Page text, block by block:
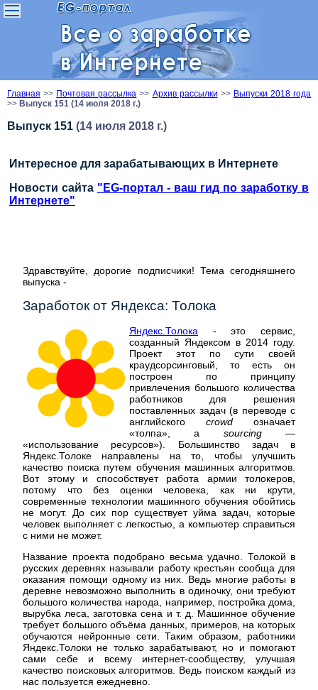
Главная >> Почтовая рассылка >> Архив рассылки >> Выпуски 2018 года
>> Выпуск 151 (14 июля 2018 г.)
Выпуск 151 (14 июля 2018 г.)
Интересное для зарабатывающих в Интернете
Новости сайта "EG-портал - ваш гид по заработку в
Интернете"
Здравствуйте, дорогие подписчики! Тема сегодняшнего
выпуска -
Заработок от Яндекса: Толока
Яндекс.Толока - это сервис,
созданный Яндексом в 2014 году.
Проект этот по сути своей
краудсорсинговый, то есть он
построен по принципу
привлечения большого количества
работников для решения
поставленных задач (в переводе с
английского crowd означает
«толпа», а sourcing—
«использование ресурсов»). Большинство задач в
Яндекс.Толоке направлены на то, чтобы улучшить
качество поиска путем обучения машинных алгоритмов.
Вот этому и способствует работа армии толокеров,
потому что без оценки человека, как ни крути,
современные технологии машинного обучения обойтись
не могут. До сих пор существует уйма задач, которые
человек выполняет с легкостью, а компьютер справиться
с ними не может.
Название проекта подобрано весьма удачно. Толокой в
русских деревнях называли работу крестьян сообща для
оказания помощи одному из них. Ведь многие работы в
деревне невозможно выполнить в одиночку, они требуют
большого количества народа, например, постройка дома,
вырубка леса, заготовка сена и т. д. Машинное обучение
требует большого объёма данных, примеров, на которых
обучаются нейронные сети. Таким образом, работники
Яндекс.Толоки не только зарабатывают, но и помогают
сами себе и всему интернет-сообществу, улучшая
качество поисковых алгоритмов. Ведь поиском каждый из
нас пользуется ежедневно.